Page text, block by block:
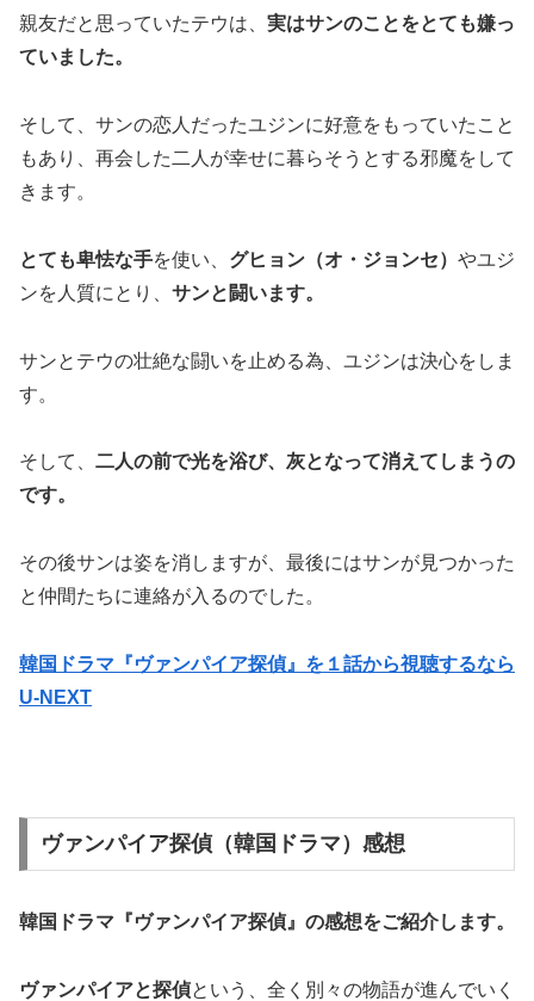
親友だと思っていたテウは、 実はサンのことをとても嫌っ
ていました。
そして、サンの恋人だったユジンに好意をもっていたこと
もあり、再会した二人が幸せに暮らそうとする邪魔をして
きます。
とても卑怯な手を使い、 グヒョン（オ・ジョンセ） やユジ
ンを人質にとり、 サンと闘います。
サンとテウの壮絶な闘いを止める為、ユジンは決心をしま
す。
そして、 二人の前で光を浴び、灰となって消えてしまうの
です。
その後サンは姿を消しますが、最後にはサンが見つかった
と仲間たちに連絡が入るのでした。
韓国ドラマ『ヴァンパイア探偵』を１話から視聴するなら
U-NEXT
ヴァンパイア探偵（韓国ドラマ）感想
韓国ドラマ『ヴァンパイア探偵』の感想をご紹介します。
ヴァンパイアと探偵という、全く別々の物語が進んでいく